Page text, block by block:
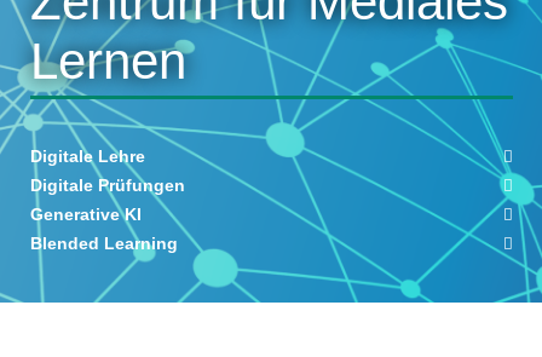
Lernen
Digitale Lehre
Digitale Prüfungen
Generative KI
Blended Learning